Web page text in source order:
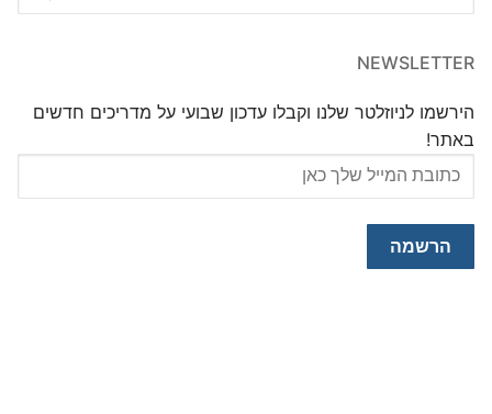
NEWSLETTER
הירשמו לניוזלטר שלנו וקבלו עדכון שבועי על מדריכים חדשים
באתר!